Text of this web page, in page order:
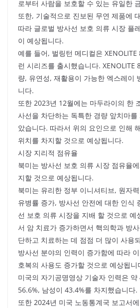
로부터 사람을 보호할 수 있는 유일한
또한, 기술적으로 진보된 무연 제품에
따라 글로벌 방사선 보호 의류 시장 플
이 예상됩니다.
예를 들어, 벌링턴 메디컬은
런 시리즈를 출시했습니다. XENOLITE
량, 유연성, 재활용이 가능한 엑스레이
니다.
또한 2023년 12월에는 마두라이의 한
사선을 차단하는 독특한 경량 앞치마
았습니다. 따라서 위의 요인으로 인해
위치를 차지할 것으로 예상됩니다.
시장 지리적 점유율
북미는 방사선 보호 의류 시장 점유율
지할 것으로 예상됩니다.
북미는 유리한 정부 이니셔티브, 원자
유병률 증가, 방사선 안전에 대한 인식
선 보호 의류 시장을 지배 할 것으로 예
서 암 치료가 증가하면서 핵의학과 방
단하고 치료하는 데 점점 더 많이 사용
방사선 분야의 인력이 증가함에 따라
호복의 사용도 증가할 것으로 예상됩
미국의 자기공명영상 기술자 인력은
56.6%, 남성이 43.4%를 차지했습니다.
또한 2024년 미국 노동통계국 보고서